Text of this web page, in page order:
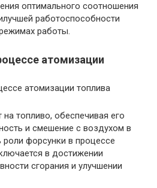
оптимального соотношения
работоспособности
работы.
атомизации
топливо, обеспечивая его
и смешение с воздухом в
форсунки в процессе
в достижении
сгорания и улучшении